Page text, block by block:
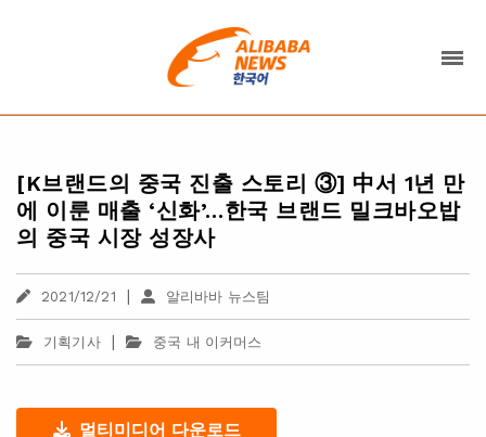
[K브랜드의 중국 진출 스토리 ③] 中서 1년 만
에 이룬 매출 ‘신화’…한국 브랜드 밀크바오밥
의 중국 시장 성장사
2021/12/21 | 알리바바 뉴스팀
기획기사 | 중국 내 이커머스
멀티미디어 다운로드